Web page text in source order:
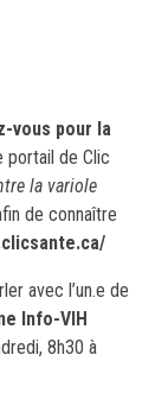
vous pour la
portail de Clic
la variole
de connaître
avec l’un.e de
Info-VIH
8h30 à